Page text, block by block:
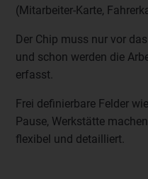
(Mitarbeiter-Karte,
Der Chip muss nur vor
und schon werden die
erfasst.
Frei definierbare Felder
Pause, Werkstätte
flexibel und detailliert.